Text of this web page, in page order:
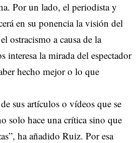
Por un lado, el periodista y
en su ponencia la visión del
ostracismo a causa de la
la mirada del espectador
hecho mejor o lo que
sus artículos o vídeos que se
solo hace una crítica sino que
ha añadido Ruiz. Por esa